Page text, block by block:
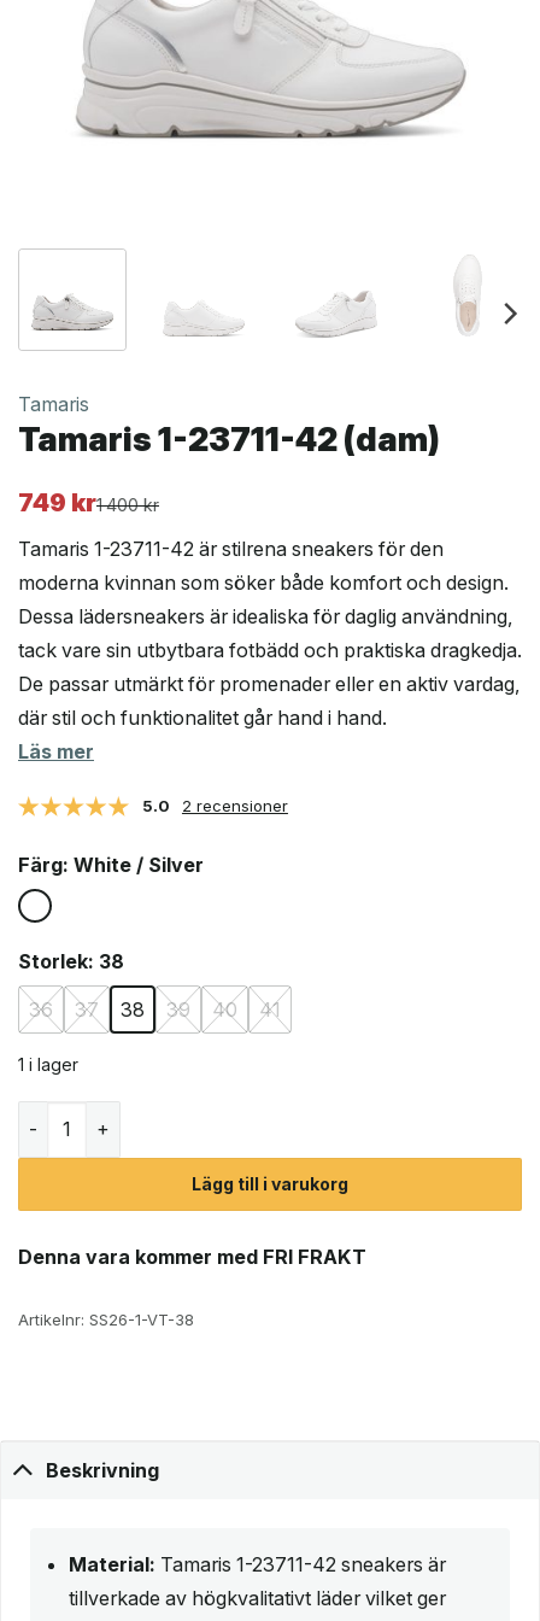
Tamaris
Tamaris 1-23711-42 (dam)
1 400kr
Det
priset
var:
1
400 kr.
749 kr
Det
priset
är:
749 kr.
Tamaris 1-23711-42 är stilrena sneakers för den
moderna kvinnan som söker både komfort och design.
Dessa lädersneakers är idealiska för daglig användning,
tack vare sin utbytbara fotbädd och praktiska dragkedja.
De passar utmärkt för promenader eller en aktiv vardag,
där stil och funktionalitet går hand i hand.
Läs mer
5.0 2 recensioner
Färg: White / Silver
Storlek: 38
36
37 38 39 40 41
1 i lager
Lägg till i varukorg
Denna vara kommer med FRI FRAKT
Artikelnr: SS26-1-VT-38
Beskrivning
Material: Tamaris 1-23711-42 sneakers är
tillverkade av högkvalitativt läder vilket ger